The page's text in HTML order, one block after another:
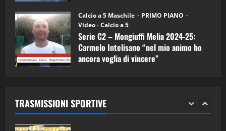
Calcio a 5 Maschile
PRIMO PIANO
Video - Calcio a 5
Serie C2 – Mongiuffi Melia 2024-25:
Carmelo Intelisano “nel mio animo ho
ancora voglia di vincere”
TRASMISSIONI SPORTIVE
2
“SportEmpire” in Podcast: 29^ Puntata
(Martedi 28 Aprile 2026)
28/04/2026
3 21/04/2026